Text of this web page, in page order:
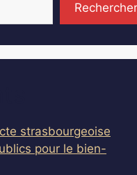
Rechercher
strasbourgeoise
pour le bien-